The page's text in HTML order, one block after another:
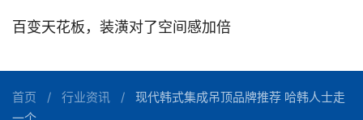
百变天花板，装潢对了空间感加倍
首页 行业资讯
现代韩式集成吊顶品牌推荐 哈韩人士走